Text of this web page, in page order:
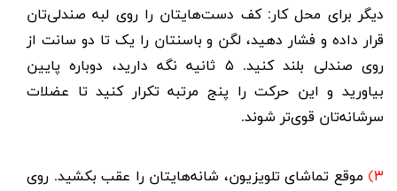
دیگر برای محل کار: کف دست‌هایتان را روی لبه صندلی‌تان
قرار داده و فشار دهید، لگن و باسنتان را یک تا دو سانت از
روی صندلی بلند کنید. ۵ ثانیه نگه دارید، دوباره پایین
بیاورید و این حرکت را پنج مرتبه تکرار کنید تا عضلات
سرشانه‌تان قوی‌تر شوند.
۳) موقع تماشای تلویزیون، شانه‌هایتان را عقب بکشید. روی